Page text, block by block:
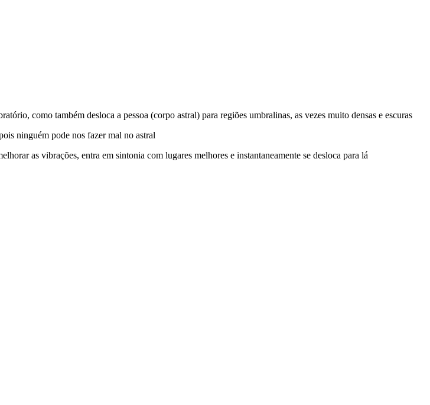
como também desloca a pessoa (corpo astral) para regiões umbralinas, as vezes muito densas e escuras
ninguém pode nos fazer mal no astral
as vibrações, entra em sintonia com lugares melhores e instantaneamente se desloca para lá